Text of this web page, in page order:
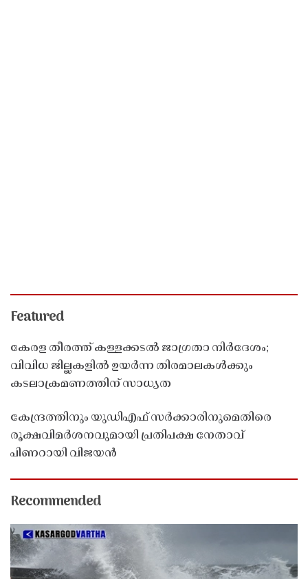
Featured
കേരള തീരത്ത് കള്ളക്കടൽ ജാഗ്രതാ നിർദേശം;
വിവിധ ജില്ലകളിൽ ഉയർന്ന തിരമാലകൾക്കും
കടലാക്രമണത്തിന് സാധ്യത
കേന്ദ്രത്തിനും യുഡിഎഫ് സർക്കാരിനുമെതിരെ
രൂക്ഷവിമർശനവുമായി പ്രതിപക്ഷ നേതാവ്
പിണറായി വിജയൻ
Recommended